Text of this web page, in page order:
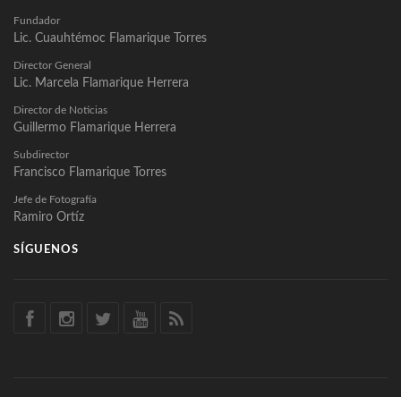
Fundador
Lic. Cuauhtémoc Flamarique Torres
Director General
Lic. Marcela Flamarique Herrera
Director de Noticias
Guillermo Flamarique Herrera
Subdirector
Francisco Flamarique Torres
Jefe de Fotografía
Ramiro Ortíz
SÍGUENOS